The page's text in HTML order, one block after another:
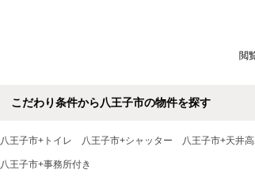
閲
こだわり条件から八王子市の物件を探す
八王子市+トイレ 八王子市+シャッター 八王子市+天井
八王子市+事務所付き